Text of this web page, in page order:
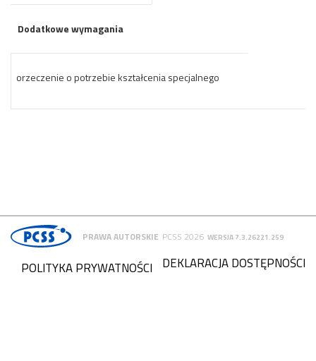
Dodatkowe wymagania
orzeczenie o potrzebie kształcenia specjalnego
PRAWA AUTORSKIE PCSS 2026 WERSJA 7.3.26221.259
DEKLARACJA DOSTĘPNOŚCI
POLITYKA PRYWATNOŚCI